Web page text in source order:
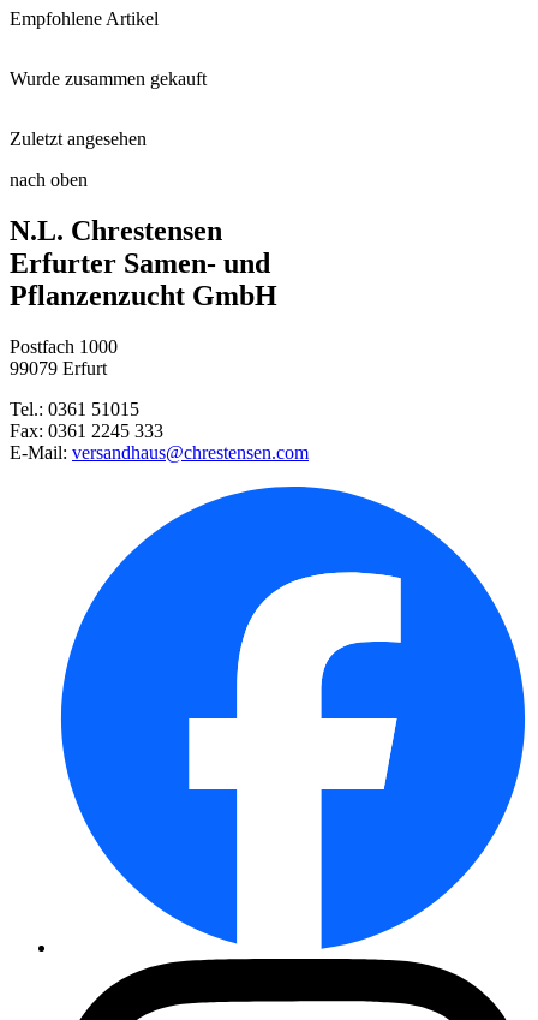
Empfohlene Artikel
Pflanztopf Greta
Kräuterschere
Wurde zusammen gekauft
Steckzwiebel Stuttgarter Riese ...
Zucchini Zuboda
Petersilie Moskrul 2 (Mooskrau ...
Buschbohne Berggold
Buschbohne Golden Teepee
Stabtomate Moneymaker
Buschbohne Delinel
Rote Rüben Rote Kugel 2
Zuletzt angesehen
Dill Annette
nach oben
N.L. Chrestensen
Erfurter Samen- und
Pflanzenzucht GmbH
Postfach 1000
99079 Erfurt
Tel.: 0361 51015
Fax: 0361 2245 333
E-Mail: versandhaus@chrestensen.com